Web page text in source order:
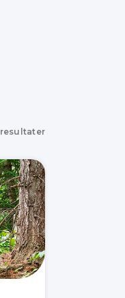
resultater